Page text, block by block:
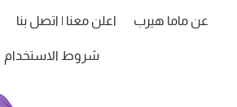
عن ماما هيرب اعلن معنا | اتصل بنا
شروط الاستخدام